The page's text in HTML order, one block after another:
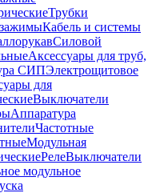
Трубки
Кабель и системы
Силовой
Аксессуары для труб,
СИПЭлектрощитовое
для
Выключатели
Аппаратура
Частотные
Модульная
РелеВыключатели
модульное